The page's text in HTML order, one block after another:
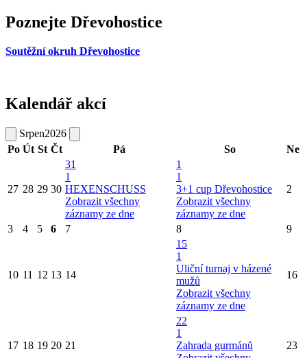
Poznejte Dřevohostice
Soutěžní okruh Dřevohostice
Kalendář akcí
Srpen2026
Po Út St Čt Pá So Ne
27 28 29 30
31
1
HEXENSCHUSS
Zobrazit všechny
záznamy ze dne
1
1
3+1 cup Dřevohostice
Zobrazit všechny
záznamy ze dne
2
3 4 5 6 7 8 9
10 11 12 13 14
15
1
Uliční turnaj v házené
mužů
Zobrazit všechny
záznamy ze dne
16
17 18 19 20 21
22
1
Zahrada gurmánů
23